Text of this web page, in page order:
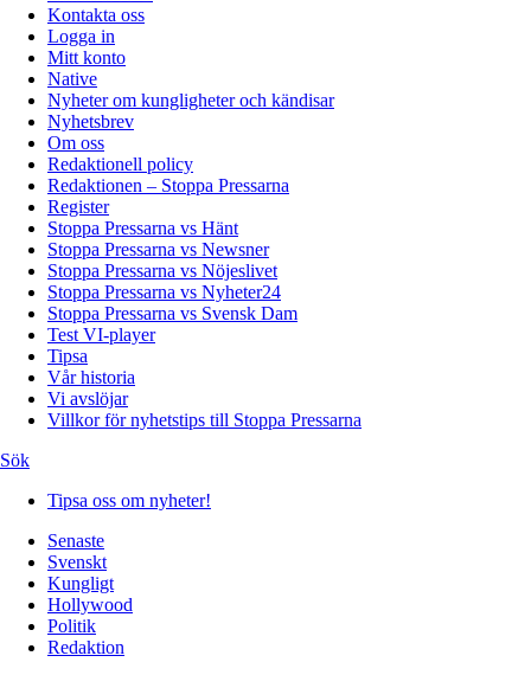
Kontakta oss
Logga in
Mitt konto
Native
Nyheter om kungligheter och kändisar
Nyhetsbrev
Om oss
Redaktionell policy
Redaktionen – Stoppa Pressarna
Register
Stoppa Pressarna vs Hänt
Stoppa Pressarna vs Newsner
Stoppa Pressarna vs Nöjeslivet
Stoppa Pressarna vs Nyheter24
Stoppa Pressarna vs Svensk Dam
Test VI-player
Tipsa
Vår historia
Vi avslöjar
Villkor för nyhetstips till Stoppa Pressarna
Sök
Tipsa oss om nyheter!
Senaste
Svenskt
Kungligt
Hollywood
Politik
Redaktion